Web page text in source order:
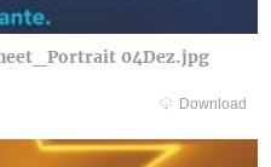
04Dez.jpg
Download